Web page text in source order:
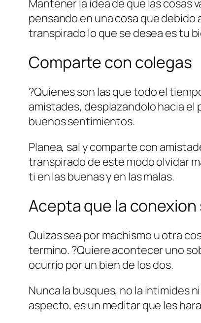
Mantener la idea de que las cosas
pensando en una cosa que
transpirado lo que se desea es tu
Comparte con colegas
?Quienes son las que todo el
amistades, desplazandolo hacia el
buenos sentimientos.
Planea, sal y comparte con
transpirado de este modo olvidar
ti en las buenas y en las malas.
Acepta que la
Quizas sea por machismo u otra
termino. ?Quiere acontecer uno
ocurrio por un bien de los dos.
Nunca la busques, no la intimides
aspecto, es un meditar que les